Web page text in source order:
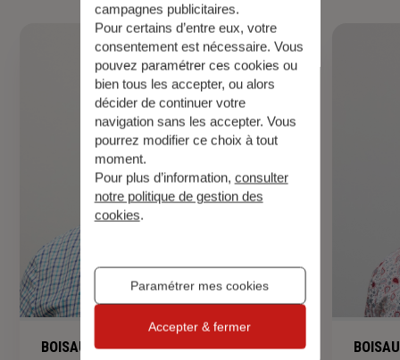
BOISAUBERT Florian
campagnes publicitaires.
Pour certains d’entre eux, votre
consentement est nécessaire. Vous
pouvez paramétrer ces cookies ou
bien tous les accepter, ou alors
décider de continuer votre
navigation sans les accepter. Vous
pourrez modifier ce choix à tout
moment.
Pour plus d’information, consulter
notre politique de gestion des
cookies.
Paramétrer mes cookies
Accepter & fermer